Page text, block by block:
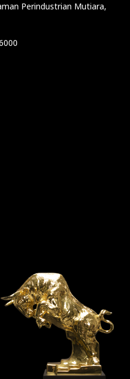
Perindustrian Mutiara,